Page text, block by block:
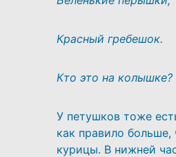
Красный гребешок.
Кто это на колышке?
У петушков тоже
как правило больше,
курицы. В нижней